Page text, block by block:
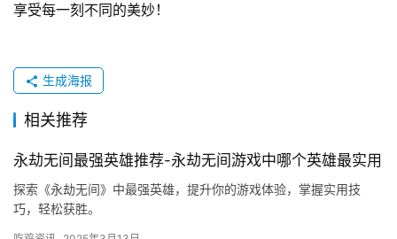
享受每一刻不同的美妙！
生成海报
相关推荐
永劫无间最强英雄推荐-永劫无间游戏中哪个英雄最实用
探索《永劫无间》中最强英雄，提升你的游戏体验，掌握实用技
巧，轻松获胜。